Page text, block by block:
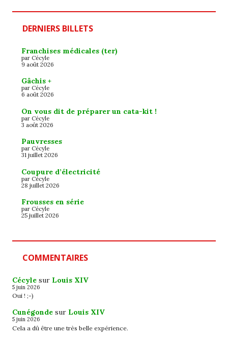
DERNIERS BILLETS
Franchises médicales (ter)
par Cécyle
9 août 2026
Gâchis +
par Cécyle
6 août 2026
On vous dit de préparer un cata-kit !
par Cécyle
3 août 2026
Pauvresses
par Cécyle
31 juillet 2026
Coupure d’électricité
par Cécyle
28 juillet 2026
Frousses en série
par Cécyle
25 juillet 2026
COMMENTAIRES
Cécyle sur Louis XIV
5 juin 2026
Oui ! ;-)
Cunégonde sur Louis XIV
5 juin 2026
Cela a dû être une très belle expérience.